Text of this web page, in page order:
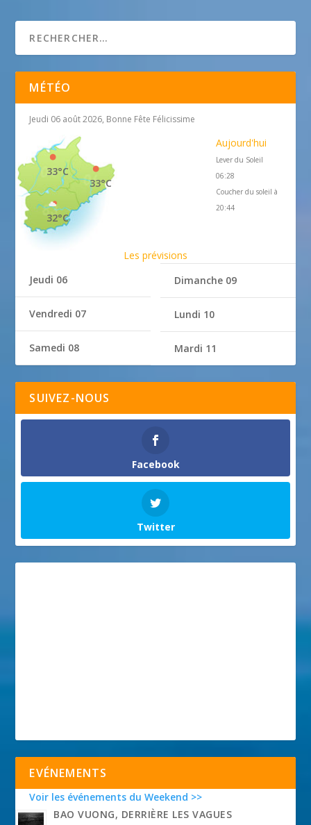
MÉTÉO
Jeudi 06 août 2026, Bonne Fête Félicissime
33°C
33°C
32°C
Aujourd'hui
Lever du Soleil
06:28
Coucher du soleil à
20:44
Les prévisions
Jeudi 06
Vendredi 07
Samedi 08
Dimanche 09
Lundi 10
Mardi 11
SUIVEZ-NOUS
Facebook
Twitter
EVÉNEMENTS
Voir les événements du Weekend >>
BAO VUONG, DERRIÈRE LES VAGUES